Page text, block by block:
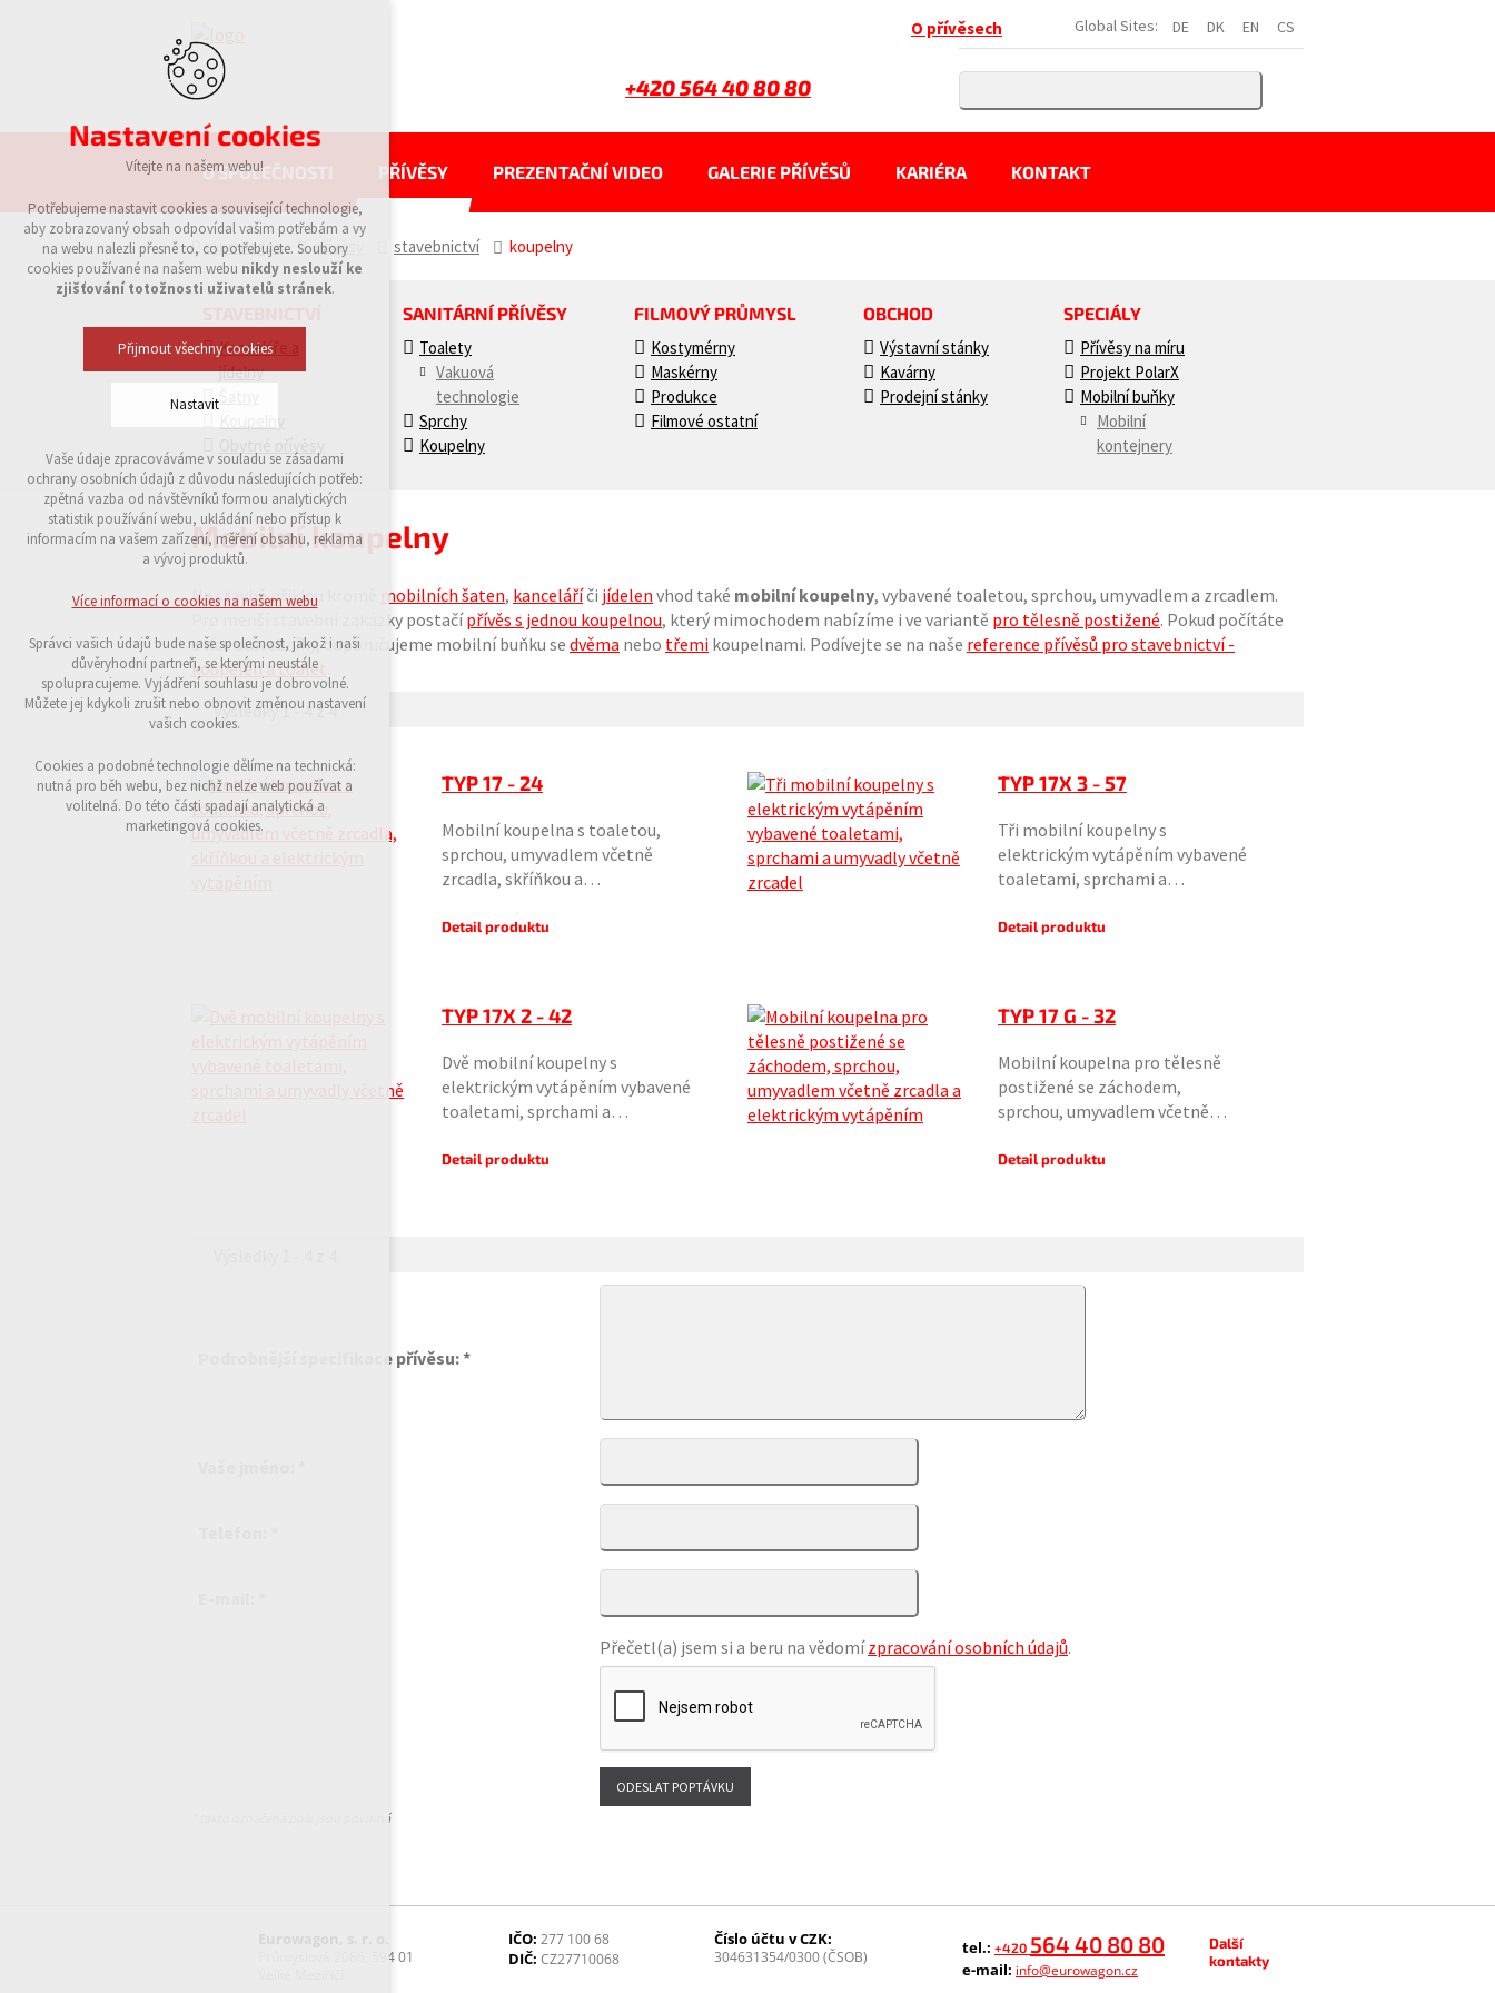
DE DK EN CS
Global Sites:
O přívěsech
+420 564 40 80 80
O SPOLEČNOSTI PŘÍVĚSY PREZENTAČNÍ VIDEO GALERIE PŘÍVĚSŮ KARIÉRA KONTAKT
eurowagon přívěsy stavebnictví koupelny
Kanceláře a
jídelny
SANITÁRNÍ PŘÍVĚSY
Toalety
Vakuová
technologie
Sprchy
Koupelny
FILMOVÝ PRŮMYSL
Kostymérny
Maskérny
Produkce
Filmové ostatní
OBCHOD
Výstavní stánky
Kavárny
Prodejní stánky
SPECIÁLY
Přívěsy na míru
Projekt PolarX
Mobilní buňky
Mobilní
kontejnery
Mobilní koupelny
Na stavbě přijdou kromě mobilních šaten, kanceláříči jídelen vhod také mobilní koupelny, vybavené toaletou, sprchou, umyvadlem a zrcadlem.
Pro menší stavební zakázky postačípřívěs s jednou koupelnou, který mimochodem nabízíme i ve variantě pro tělesně postižené. Pokud počítáte
s více stavebníky, doporučujeme mobilní buňku se dvěma nebo třemi koupelnami. Podívejte se na naše reference přívěsů pro stavebnictví -
koupelen a toalet
Výsledky 1 - 4 z 4
TYP 17 - 24
Mobilní koupelna s toaletou,
sprchou, umyvadlem včetně
zrcadla, skříňkou a…
Detail produktu
TYP 17X 3 - 57
Tři mobilní koupelny s
elektrickým vytápěním vybavené
toaletami, sprchami a…
Detail produktu
TYP 17X 2 - 42
Dvě mobilní koupelny s
elektrickým vytápěním vybavené
toaletami, sprchami a…
Detail produktu
TYP 17 G - 32
Mobilní koupelna pro tělesně
postižené se záchodem,
sprchou, umyvadlem včetně…
Detail produktu
Podrobnější specifikace přívěsu: *
Přečetl(a) jsem si a beru na vědomízpracování osobních údajů.
* takto označená pole jsou povinná
Průmyslová 2086, 594 01
IČO: 277 100 68
DIČ: CZ27710068
Číslo účtu v CZK:
304631354/0300 (ČSOB) tel.: +420 564 40 80 80
e-mail: info@eurowagon.cz
Další
kontakty
Nastavení cookies
Vítejte na našem webu!
Potřebujeme nastavit cookies a související technologie,
aby zobrazovaný obsah odpovídal vašim potřebám a vy
na webu nalezli přesně to, co potřebujete. Soubory
cookies používané na našem webu nikdy neslouží ke
zjišťování totožnosti uživatelů stránek.
Přijmout všechny cookies
Nastavit
Technická cookies
nutná pro provozování webu
udržení kontextu stránek (session): případná
přihlášení, volby jazyka, apod.
analytická pro anonymizované vyhodnocení
návštěvnosti
marketingová cookies (Google)
Více informací o cookies na našem webu
Odmítnout vše
Vaše údaje zpracováváme v souladu se zásadami
ochrany osobních údajů z důvodu následujících potřeb:
zpětná vazba od návštěvníků formou analytických
statistik používání webu, ukládání nebo přístup k
informacím na vašem zařízení, měření obsahu, reklama
a vývoj produktů.
Více informací o cookies na našem webu
Správci vašich údajů bude naše společnost, jakož i naši
důvěryhodní partneři, se kterými neustále
spolupracujeme. Vyjádření souhlasu je dobrovolné.
Můžete jej kdykoli zrušit nebo obnovit změnou nastavení
vašich cookies.
Cookies a podobné technologie dělíme na technická:
nutná pro běh webu, bez nichž nelze web používat a
volitelná. Do této části spadají analytická a
marketingová cookies.